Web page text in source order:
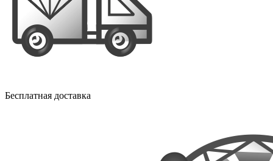
Бесплатная доставка